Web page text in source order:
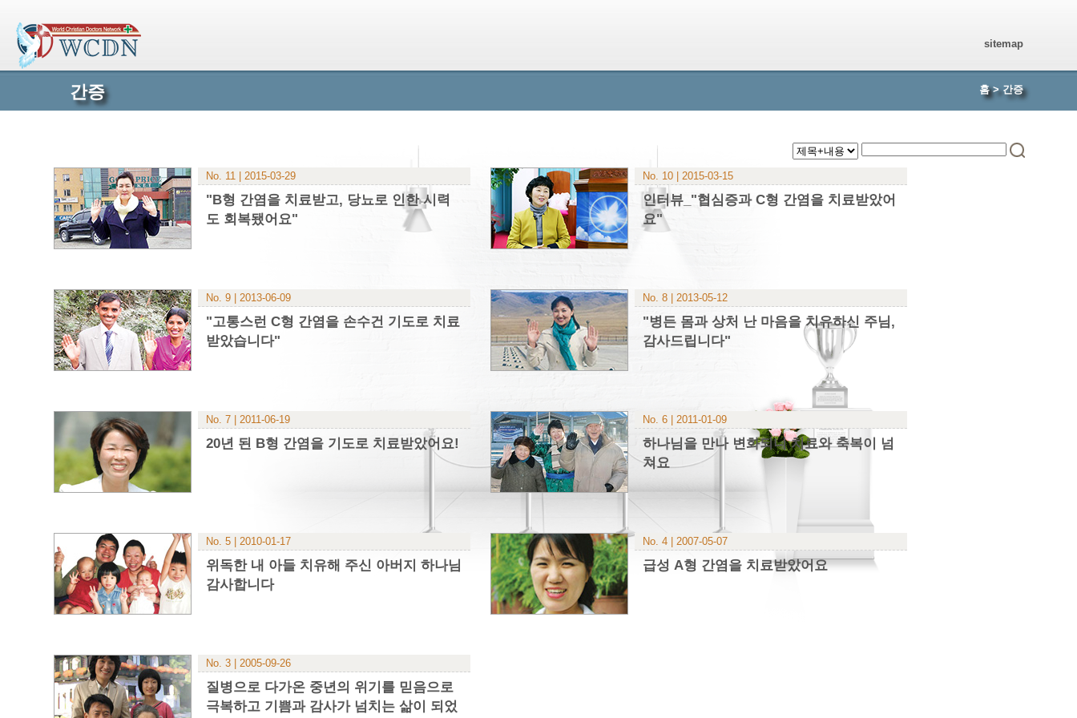
sitemap
간증 홈>간증
No. 11 | 2015-03-29
"B형 간염을 치료받고, 당뇨로 인한 시력
도 회복됐어요"
No. 10 | 2015-03-15
인터뷰_"협심증과 C형 간염을 치료받았어
요"
No. 9 | 2013-06-09
"고통스런 C형 간염을 손수건 기도로 치료
받았습니다"
No. 8 | 2013-05-12
"병든 몸과 상처 난 마음을 치유하신 주님,
감사드립니다"
No. 7 | 2011-06-19
20년 된 B형 간염을 기도로 치료받았어요!
No. 6 | 2011-01-09
하나님을 만나 변화되니 치료와 축복이 넘
쳐요
No. 5 | 2010-01-17
위독한 내 아들 치유해 주신 아버지 하나님
감사합니다
No. 4 | 2007-05-07
급성 A형 간염을 치료받았어요
No. 3 | 2005-09-26
질병으로 다가온 중년의 위기를 믿음으로
극복하고 기쁨과 감사가 넘치는 삶이 되었